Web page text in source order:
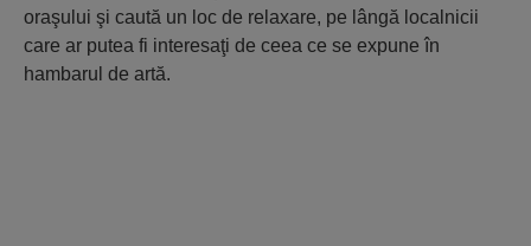
oraşului şi caută un loc de relaxare, pe lângă localnicii
care ar putea fi interesaţi de ceea ce se expune în
hambarul de artă.